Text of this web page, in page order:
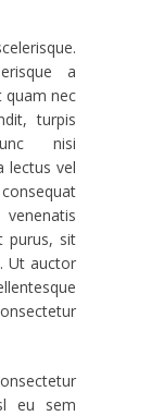
a
quam nec
turpis
nisi
lectus vel
purus, sit
Ut auctor
eu sem